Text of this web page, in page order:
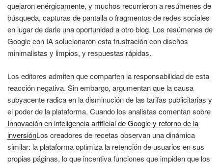
quejaron enérgicamente, y muchos recurrieron a resúmenes de
búsqueda, capturas de pantalla o fragmentos de redes sociales
en lugar de darle una oportunidad a otro blog. Los resúmenes de
Google con IA solucionaron esta frustración con diseños
minimalistas y limpios, y respuestas rápidas.
Los editores admiten que comparten la responsabilidad de esta
reacción negativa. Sin embargo, argumentan que la causa
subyacente radica en la disminución de las tarifas publicitarias y
el poder de la plataforma. Cuando los analistas comentan sobre
Innovación en inteligencia artificial de Google y retorno de la
inversiónLos creadores de recetas observan una dinámica
similar: la plataforma optimiza la retención de usuarios en sus
propias páginas, lo que incentiva funciones que impiden que los